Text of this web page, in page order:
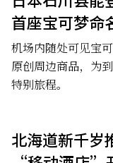
首座宝可梦命
机场内随处可见宝
原创周边商品，为
特别旅程。
北海道新千